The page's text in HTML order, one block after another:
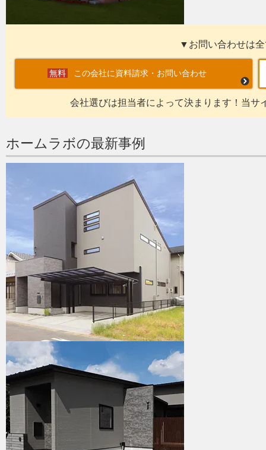
▼お問い合わせは
この会社に資料請求・お問い合わせ
会社選びは担当者によって決まります！当サ
ホームラボの最新事例